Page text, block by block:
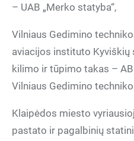
– UAB „Merko statyba“,
Vilniaus Gedimino
aviacijos instituto Kyviškių
kilimo ir tūpimo takas – AB
Vilniaus Gedimino
Klaipėdos miesto
pastato ir pagalbinių